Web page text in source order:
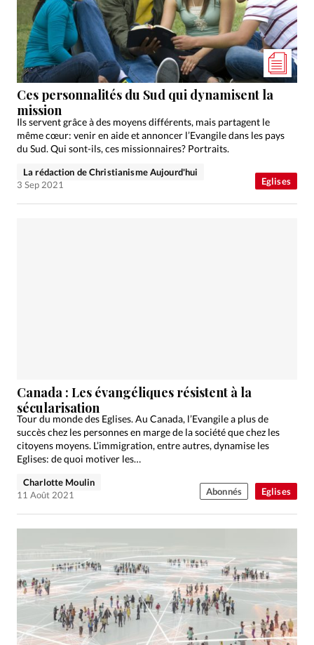
Devise:CHF
RUBRIQUES
Tous les articles
Actualité chrétienne
Actualité internationale
Chronique
Culture
Dossier
Opinions
Publireportage
Relations Aujourd'hui
Société
Tour du monde des Eglises
Trait d'Ixène
Vécu
Vie Intérieure
Eglises
Ces personnalités du Sud qui dynamisent la
mission
Ils servent grâce à des moyens différents, mais partagent le
même cœur: venir en aide et annoncer l’Evangile dans les pays
du Sud. Qui sont-ils, ces missionnaires? Portraits.
La rédaction de Christianisme Aujourd'hui
3 Sep 2021
Eglises
Canada : Les évangéliques résistent à la
sécularisation
Tour du monde des Eglises. Au Canada, l’Evangile a plus de
succès chez les personnes en marge de la société que chez les
citoyens moyens. L’immigration, entre autres, dynamise les
Eglises: de quoi motiver les…
Charlotte Moulin
11 Août 2021
Abonnés